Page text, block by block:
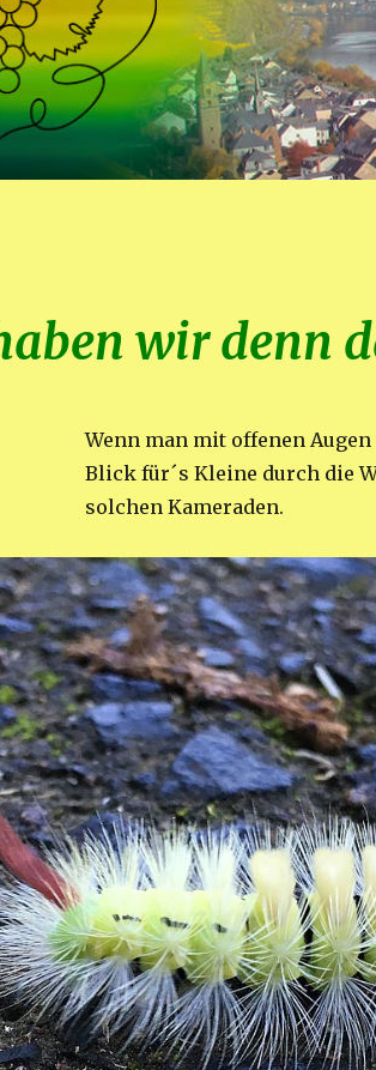
wir denn
Wenn man mit offenen
Blick für´s Kleine durch die
solchen Kameraden.